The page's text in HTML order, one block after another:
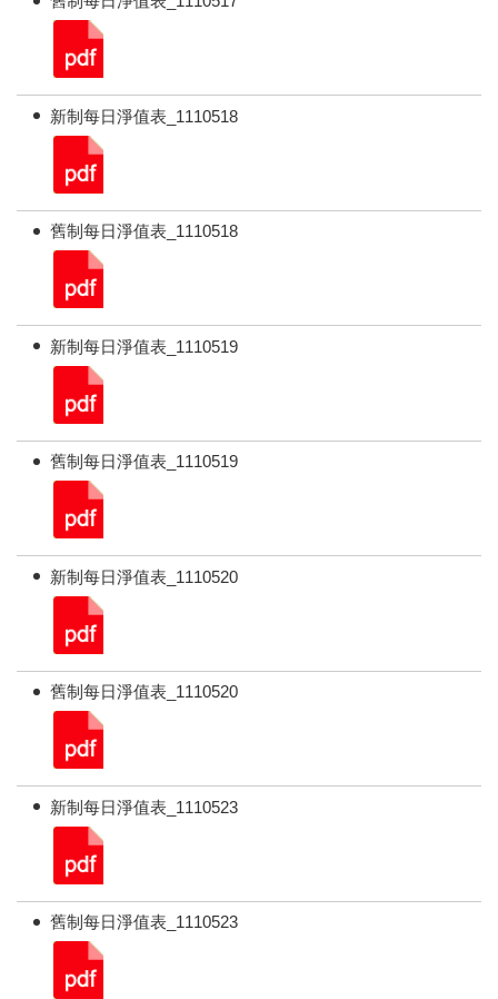
新制每日淨值表_1110518
舊制每日淨值表_1110518
新制每日淨值表_1110519
舊制每日淨值表_1110519
新制每日淨值表_1110520
舊制每日淨值表_1110520
新制每日淨值表_1110523
舊制每日淨值表_1110523